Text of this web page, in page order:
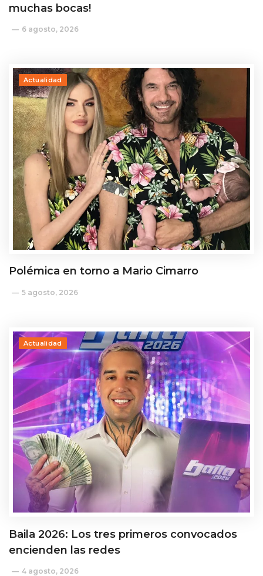
muchas bocas!
6 agosto, 2026
Actualidad
Polémica en torno a Mario Cimarro
5 agosto, 2026
Actualidad
Baila 2026: Los tres primeros convocados
encienden las redes
4 agosto, 2026